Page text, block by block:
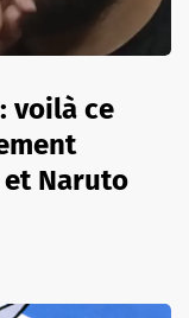
voilà ce
Naruto